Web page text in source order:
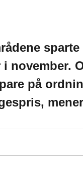
november.
på